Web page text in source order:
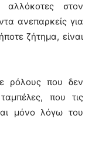
αλλόκοτες στον
ανεπαρκείς για
ζήτημα, είναι
ρόλους που δεν
που τις
μόνο λόγω του